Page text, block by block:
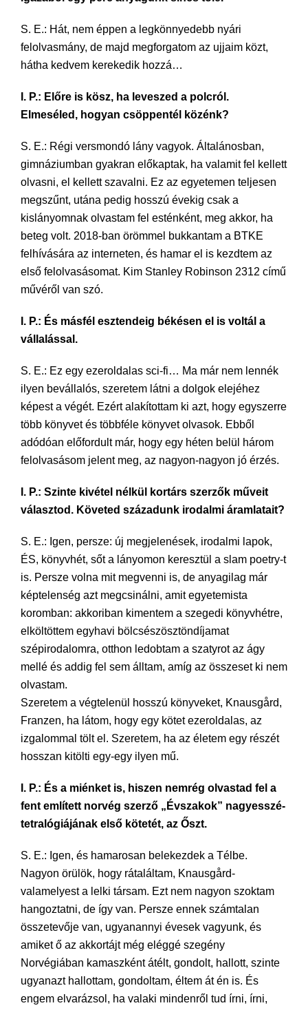
S. E.: Hát, nem éppen a legkönnyedebb nyári
felolvasmány, de majd megforgatom az ujjaim közt,
hátha kedvem kerekedik hozzá…
I. P.: Előre is kösz, ha leveszed a polcról.
Elmeséled, hogyan csöppentél közénk?
S. E.: Régi versmondó lány vagyok. Általánosban,
gimnáziumban gyakran előkaptak, ha valamit fel kellett
olvasni, el kellett szavalni. Ez az egyetemen teljesen
megszűnt, utána pedig hosszú évekig csak a
kislányomnak olvastam fel esténként, meg akkor, ha
beteg volt. 2018-ban örömmel bukkantam a BTKE
felhívására az interneten, és hamar el is kezdtem az
első felolvasásomat. Kim Stanley Robinson 2312 című
művéről van szó.
I. P.: És másfél esztendeig békésen el is voltál a
vállalással.
S. E.: Ez egy ezeroldalas sci-fi… Ma már nem lennék
ilyen bevállalós, szeretem látni a dolgok elejéhez
képest a végét. Ezért alakítottam ki azt, hogy egyszerre
több könyvet és többféle könyvet olvasok. Ebből
adódóan előfordult már, hogy egy héten belül három
felolvasásom jelent meg, az nagyon-nagyon jó érzés.
I. P.: Szinte kivétel nélkül kortárs szerzők műveit
választod. Követed századunk irodalmi áramlatait?
S. E.: Igen, persze: új megjelenések, irodalmi lapok,
ÉS, könyvhét, sőt a lányomon keresztül a slam poetry-t
is. Persze volna mit megvenni is, de anyagilag már
képtelenség azt megcsinálni, amit egyetemista
koromban: akkoriban kimentem a szegedi könyvhétre,
elköltöttem egyhavi bölcsészösztöndíjamat
szépirodalomra, otthon ledobtam a szatyrot az ágy
mellé és addig fel sem álltam, amíg az összeset ki nem
olvastam.
Szeretem a végtelenül hosszú könyveket, Knausgård,
Franzen, ha látom, hogy egy kötet ezeroldalas, az
izgalommal tölt el. Szeretem, ha az életem egy részét
hosszan kitölti egy-egy ilyen mű.
I. P.: És a miénket is, hiszen nemrég olvastad fel a
fent említett norvég szerző „Évszakok” nagyesszé-
tetralógiájának első kötetét, az Őszt.
S. E.: Igen, és hamarosan belekezdek a Télbe.
Nagyon örülök, hogy rátaláltam, Knausgård-
valamelyest a lelki társam. Ezt nem nagyon szoktam
hangoztatni, de így van. Persze ennek számtalan
összetevője van, ugyanannyi évesek vagyunk, és
amiket ő az akkortájt még eléggé szegény
Norvégiában kamaszként átélt, gondolt, hallott, szinte
ugyanazt hallottam, gondoltam, éltem át én is. És
engem elvarázsol, ha valaki mindenről tud írni, írni,